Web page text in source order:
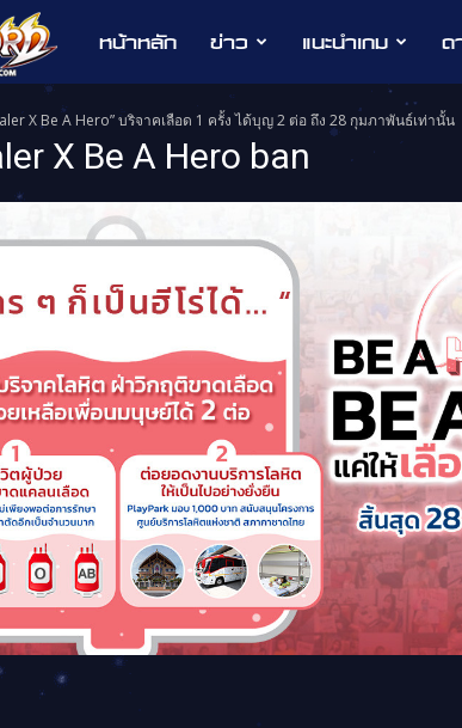
Elsword
หน้าหลัก ข่าว แนะนำเกม ด
X Be A Hero” บริจาคเลือด 1 ครั้ง ได้บุญ 2 ต่อ ถึง 28 กุมภาพันธ์เท่านั้น
X Be A Hero ban